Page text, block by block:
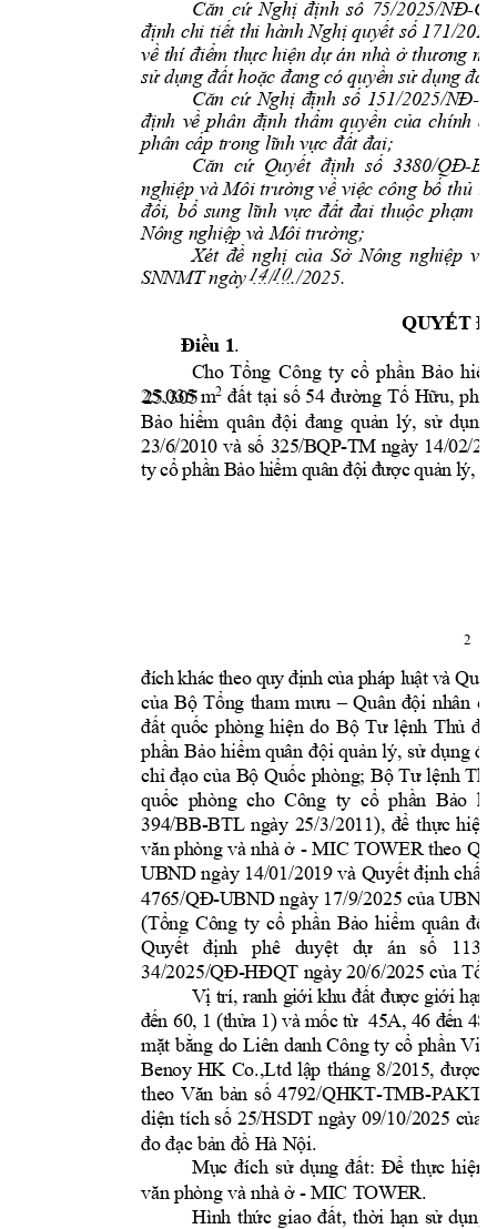
Căn cứ Nghị định số 75/2025/NĐ-
định chi tiết thi hành Nghị quyết số 171/202
về thí điểm thực hiện dự án nhà ở thương
sử dụng đất hoặc đang có quyền sử dụng đất;
Căn cứ Nghị định số 151/2025/NĐ-
định về phân định thẩm quyền của chính
phân cấp trong lĩnh vực đất đai;
Căn  cứ  Quyết định  số  3380/QĐ-
nghiệp và Môi trường về việc công bố thủ
đổi, bổ sung lĩnh vực đất đai thuộc phạm
Nông nghiệp và Môi trường;
Xét đề nghị của Sở Nông nghiệp và
SNNMT ngày …/…./2025.
QUYẾT
Điều 1.
Cho Tổng Công ty cổ phần Bảo
25.035 m2 đất tại số 54 đường Tố Hữu,
Bảo hiểm quân đội đang quản lý, sử dụng
23/6/2010 và số 325/BQP-TM ngày 14/02/20
ty cổ phần Bảo hiểm quân đội được quản lý,
14 10
25.305
2
đích khác theo quy định của pháp luật và
của Bộ Tổng tham mưu – Quân đội nhân
đất quốc phòng hiện do Bộ Tư lệnh Thủ đô
phần Bảo hiểm quân đội quản lý, sử dụng
chỉ đạo của Bộ Quốc phòng; Bộ Tư lệnh
quốc phòng cho Công ty  cổ phần  Bảo
394/BB-BTL ngày 25/3/2011), để thực hiện
văn phòng và nhà ở - MIC TOWER theo
UBND ngày 14/01/2019 và Quyết định
4765/QĐ-UBND ngày 17/9/2025 của
(Tổng Công ty cổ phần Bảo hiểm quân đội
Quyết
định phê duyệt dự án số 113
34/2025/QĐ-HĐQT ngày 20/6/2025 của
Vị trí, ranh giới khu đất được giới hạn
đến 60, 1 (thửa 1) và mốc từ 45A, 46 đến 48
mặt bằng do Liên danh Công ty cổ phần V
Benoy HK Co.,Ltd lập tháng 8/2015, được
theo Văn bản số 4792/QHKT-TMB-PAKT-
diện tích số 25/HSDT ngày 09/10/2025 của
đo đạc bản đồ Hà Nội.
Mục đích sử dụng đất: Để thực hiện
văn phòng và nhà ở - MIC TOWER.
Hình thức giao đất, thời hạn sử dụng